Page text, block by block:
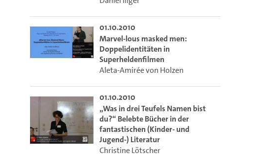
01.10.2010
Marvel-lous masked men:
Doppelidentitäten in
Superheldenfilmen
Aleta-Amirée von Holzen
01.10.2010
„Was in drei Teufels Namen bist
du?“ Belebte Bücher in der
fantastischen (Kinder- und
Jugend-) Literatur
Christine Lötscher